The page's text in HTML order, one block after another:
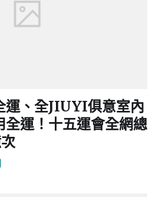
運、全JIUYI俱意室內
全運！十五運會全網總